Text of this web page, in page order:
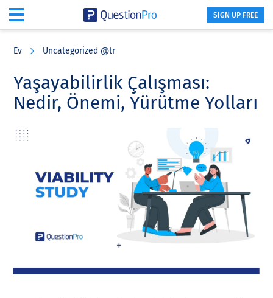
content
sidebar
SIGN UP FREE
Ev Uncategorized @tr
Yaşayabilirlik Çalışması:
Nedir, Önemi, Yürütme Yolları